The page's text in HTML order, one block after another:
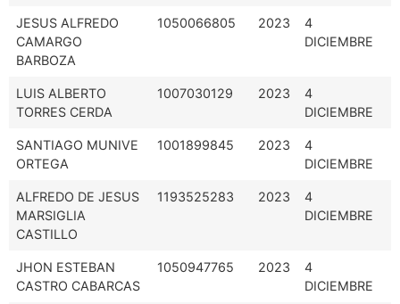
JESUS ALFREDO
CAMARGO
BARBOZA
1050066805 2023
4
DICIEMBRE
LUIS ALBERTO
TORRES CERDA
1007030129 2023
4
DICIEMBRE
SANTIAGO MUNIVE
ORTEGA
1001899845 2023
4
DICIEMBRE
ALFREDO DE JESUS
MARSIGLIA
CASTILLO
1193525283 2023
4
DICIEMBRE
JHON ESTEBAN
CASTRO CABARCAS
1050947765 2023
4
DICIEMBRE